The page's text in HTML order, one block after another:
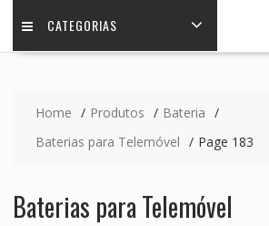
CATEGORIAS
Home Produtos
Bateria
Baterias para Telemóvel
Page 183
Baterias para Telemóvel